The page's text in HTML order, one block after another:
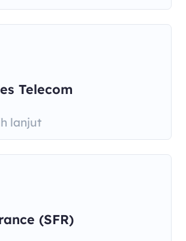
Telecom
lanjut
(SFR)